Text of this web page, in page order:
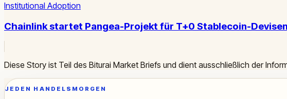
Institutional Adoption
Chainlink startet Pangea-Projekt für T+0 Stablecoin-
Diese Story ist Teil des Biturai Market Briefs und dient ausschließlich der
JEDEN HANDELSMORGEN